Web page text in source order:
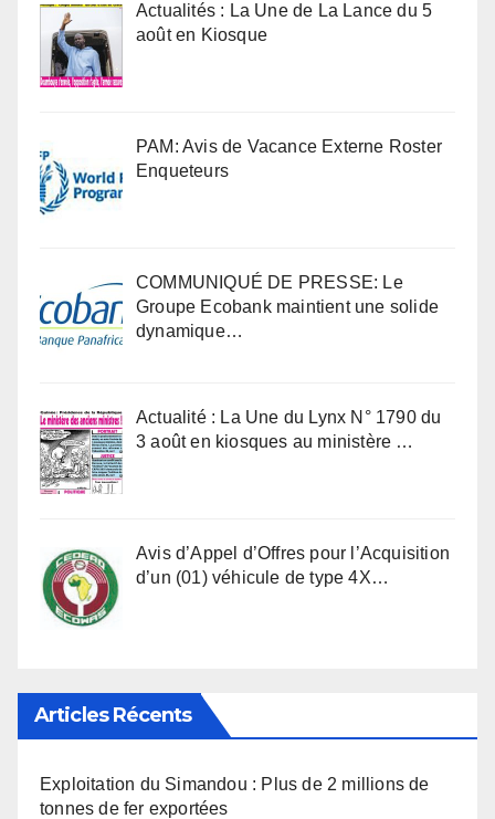
Actualités : La Une de La Lance du 5
août en Kiosque
PAM: Avis de Vacance Externe Roster
Enqueteurs
COMMUNIQUÉ DE PRESSE: Le
Groupe Ecobank maintient une solide
dynamique…
Actualité : La Une du Lynx N° 1790 du
3 août en kiosques au ministère …
Avis d’Appel d’Offres pour l’Acquisition
d’un (01) véhicule de type 4X…
Articles Récents
Exploitation du Simandou : Plus de 2 millions de
tonnes de fer exportées